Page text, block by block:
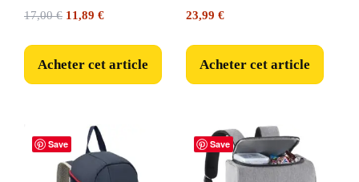
17,00€ Le
était :
17,00 €.
11,89 €Le
est :
11,89 €.
Acheter cet article
23,99 €
Acheter cet article
Save Save